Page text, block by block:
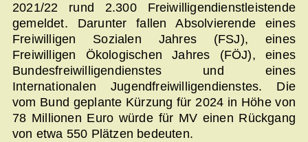
2021/22 rund 2.300 Freiwilligendienstleistende
gemeldet. Darunter fallen Absolvierende eines
Freiwilligen Sozialen Jahres (FSJ), eines
Freiwilligen Ökologischen Jahres (FÖJ), eines
Bundesfreiwilligendienstes und eines
Internationalen Jugendfreiwilligendienstes. Die
vom Bund geplante Kürzung für 2024 in Höhe von
78 Millionen Euro würde für MV einen Rückgang
von etwa 550 Plätzen bedeuten.